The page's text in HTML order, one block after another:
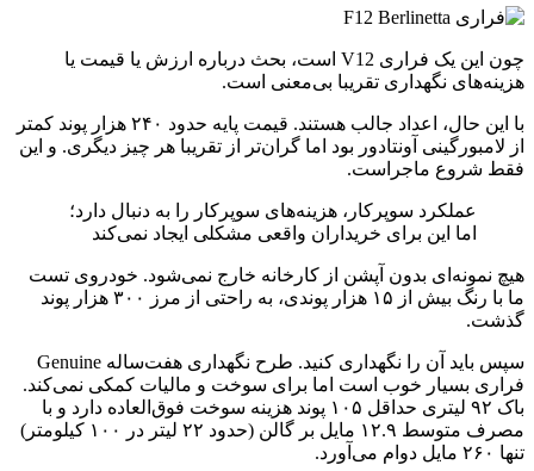
چون این یک فراری V12 است، بحث درباره ارزش یا قیمت یا
هزینه‌های نگهداری تقریبا بی‌معنی است.
با این حال، اعداد جالب هستند. قیمت پایه حدود ۲۴۰ هزار پوند کمتر
از لامبورگینی آونتادور بود اما گران‌تر از تقریبا هر چیز دیگری. و این
فقط شروع ماجراست.
عملکرد سوپرکار، هزینه‌های سوپرکار را به دنبال دارد؛
اما این برای خریداران واقعی مشکلی ایجاد نمی‌کند
هیچ نمونه‌ای بدون آپشن از کارخانه خارج نمی‌شود. خودروی تست
ما با رنگ بیش از ۱۵ هزار پوندی، به راحتی از مرز ۳۰۰ هزار پوند
گذشت.
سپس باید آن را نگهداری کنید. طرح نگهداری هفت‌ساله Genuine
فراری بسیار خوب است اما برای سوخت و مالیات کمکی نمی‌کند.
باک ۹۲ لیتری حداقل ۱۰۵ پوند هزینه سوخت فوق‌العاده دارد و با
مصرف متوسط ۱۲.۹ مایل بر گالن (حدود ۲۲ لیتر در ۱۰۰ کیلومتر)
تنها ۲۶۰ مایل دوام می‌آورد.